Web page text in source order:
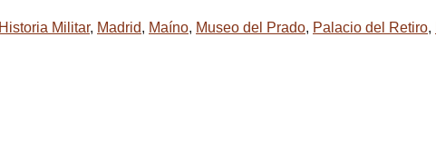
Historia Militar, Madrid, Maíno, Museo del Prado, Palacio del Retiro,